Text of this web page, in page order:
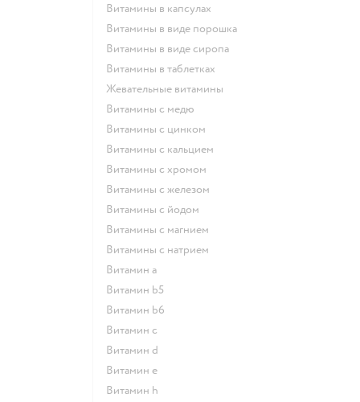
Витамины в капсулах
Витамины в виде порошка
Витамины в виде сиропа
Витамины в таблетках
Жевательные витамины
Витамины с медю
Витамины с цинком
Витамины с кальцием
Витамины с хромом
Витамины с железом
Витамины с йодом
Витамины с магнием
Витамины с натрием
Витамин a
Витамин b5
Витамин b6
Витамин c
Витамин d
Витамин e
Витамин h